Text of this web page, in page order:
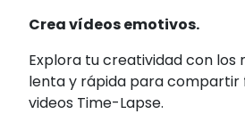
Crea vídeos emotivos.
Explora tu creatividad con los
lenta y rápida para compartir
videos Time-Lapse.